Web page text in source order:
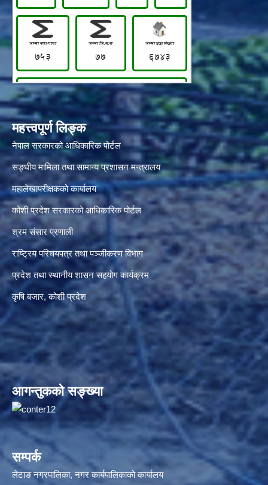
महत्त्वपूर्ण लिङ्क
नेपाल सरकारको आधिकारिक पोर्टल
सङ्‍घीय मामिला तथा सामान्य प्रशासन मन्त्रालय
महालेखापरीक्षकको कार्यालय
कोशी प्रदेश सरकारको आधिकारिक पोर्टल
श्रम संसार प्रणाली
राष्ट्रिय परिचयपत्र तथा पञ्जीकरण विभाग
प्रदेश तथा स्थानीय शासन सहयोग कार्यक्रम
कृषि बजार, कोशी प्रदेश
आगन्तुकको सङ्ख्या
सम्पर्क
लेटाङ नगरपालिका, नगर कार्यपालिकाको कार्यालय